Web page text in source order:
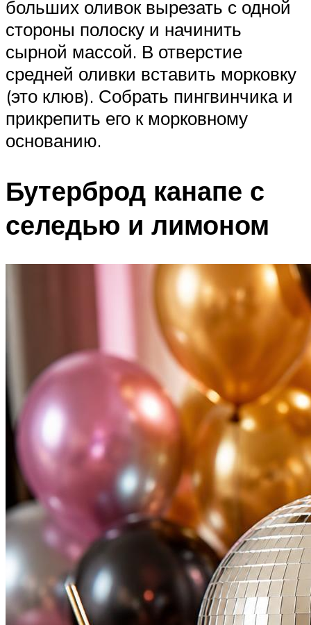
больших оливок вырезать с одной
стороны полоску и начинить
сырной массой. В отверстие
средней оливки вставить морковку
(это клюв). Собрать пингвинчика и
прикрепить его к морковному
основанию.
Бутерброд канапе с
селедью и лимоном